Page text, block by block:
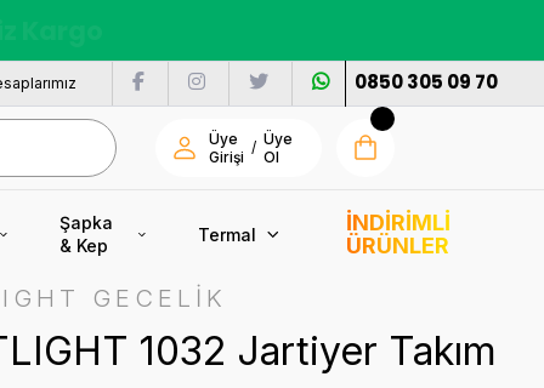
0850 305 09 70
Üye
Girişi
/ Üye
Ol
Şapka
& Kep
Termal
İNDİRİMLİ
ÜRÜNLER
GECELİK
1032 Jartiyer Takım